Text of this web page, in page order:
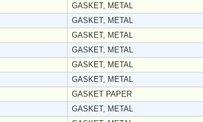
GASKET, METAL
GASKET, METAL
GASKET, METAL
GASKET, METAL
GASKET, METAL
GASKET, METAL
GASKET PAPER
GASKET, METAL